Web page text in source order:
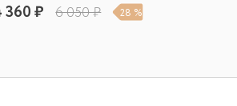
360 ₽ 6 050 ₽ 28 %